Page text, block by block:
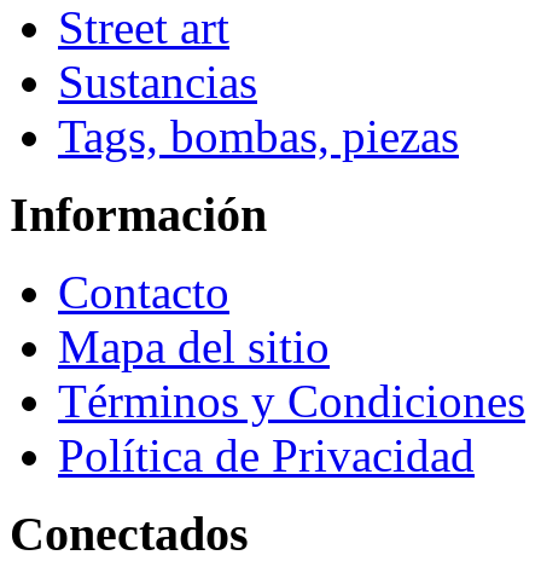
Street art
Sustancias
Tags, bombas, piezas
Información
Contacto
Mapa del sitio
Términos y Condiciones
Política de Privacidad
Conectados